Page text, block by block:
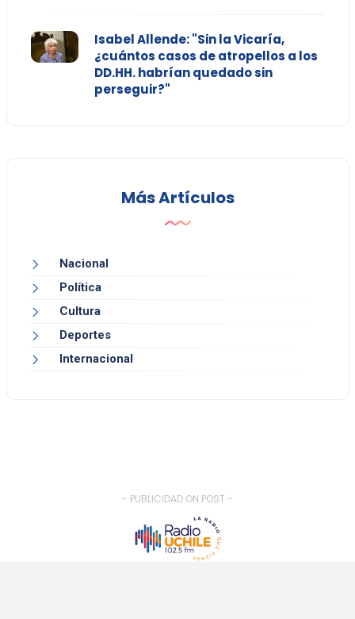
Isabel Allende: "Sin la Vicaría,
¿cuántos casos de atropellos a los
DD.HH. habrían quedado sin
perseguir?"
Más Artículos
Nacional
Política
Cultura
Deportes
Internacional
- PUBLICIDAD ON POST -